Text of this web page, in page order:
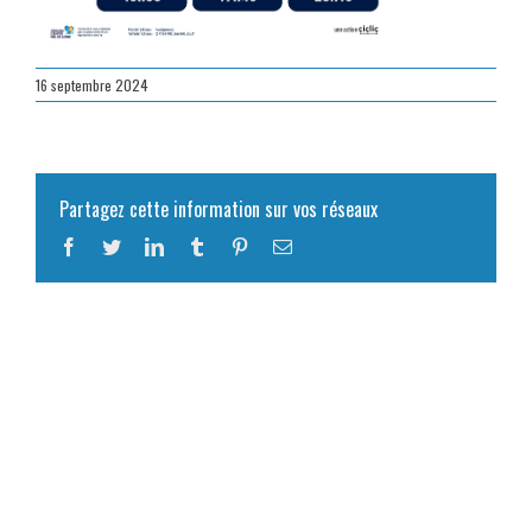
16 septembre 2024
Partagez cette information sur vos réseaux
Facebook
TwitterLinkedInTumblr PinterestEmail